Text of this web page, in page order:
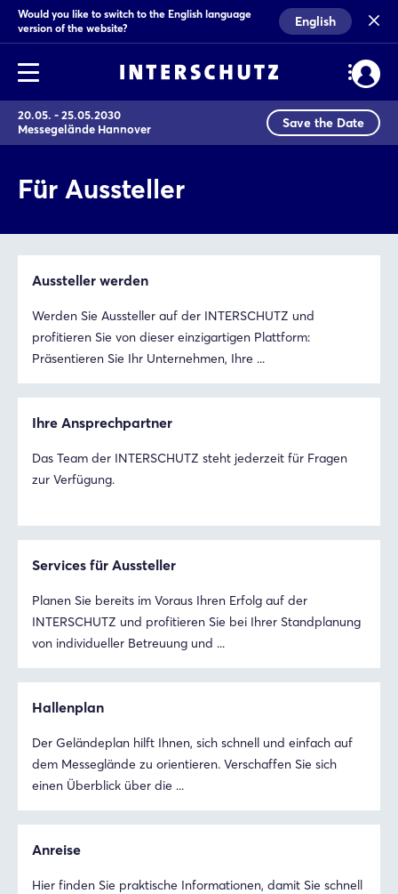
20.05. - 25.05.2030
Messegelände Hannover
Save the Date
Would you like to switch to the English language
version of the website?
English
Für Aussteller
Aussteller werden
Werden Sie Aussteller auf der INTERSCHUTZ und
profitieren Sie von dieser einzigartigen Plattform:
Präsentieren Sie Ihr Unternehmen, Ihre ...
Ihre Ansprechpartner
Das Team der INTERSCHUTZ steht jederzeit für Fragen
zur Verfügung.
Services für Aussteller
Planen Sie bereits im Voraus Ihren Erfolg auf der
INTERSCHUTZ und profitieren Sie bei Ihrer Standplanung
von individueller Betreuung und ...
Hallenplan
Der Geländeplan hilft Ihnen, sich schnell und einfach auf
dem Messeglände zu orientieren. Verschaffen Sie sich
einen Überblick über die ...
Anreise
Hier finden Sie praktische Informationen, damit Sie schnell